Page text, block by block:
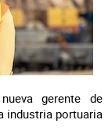
gerente de
industria portuaria